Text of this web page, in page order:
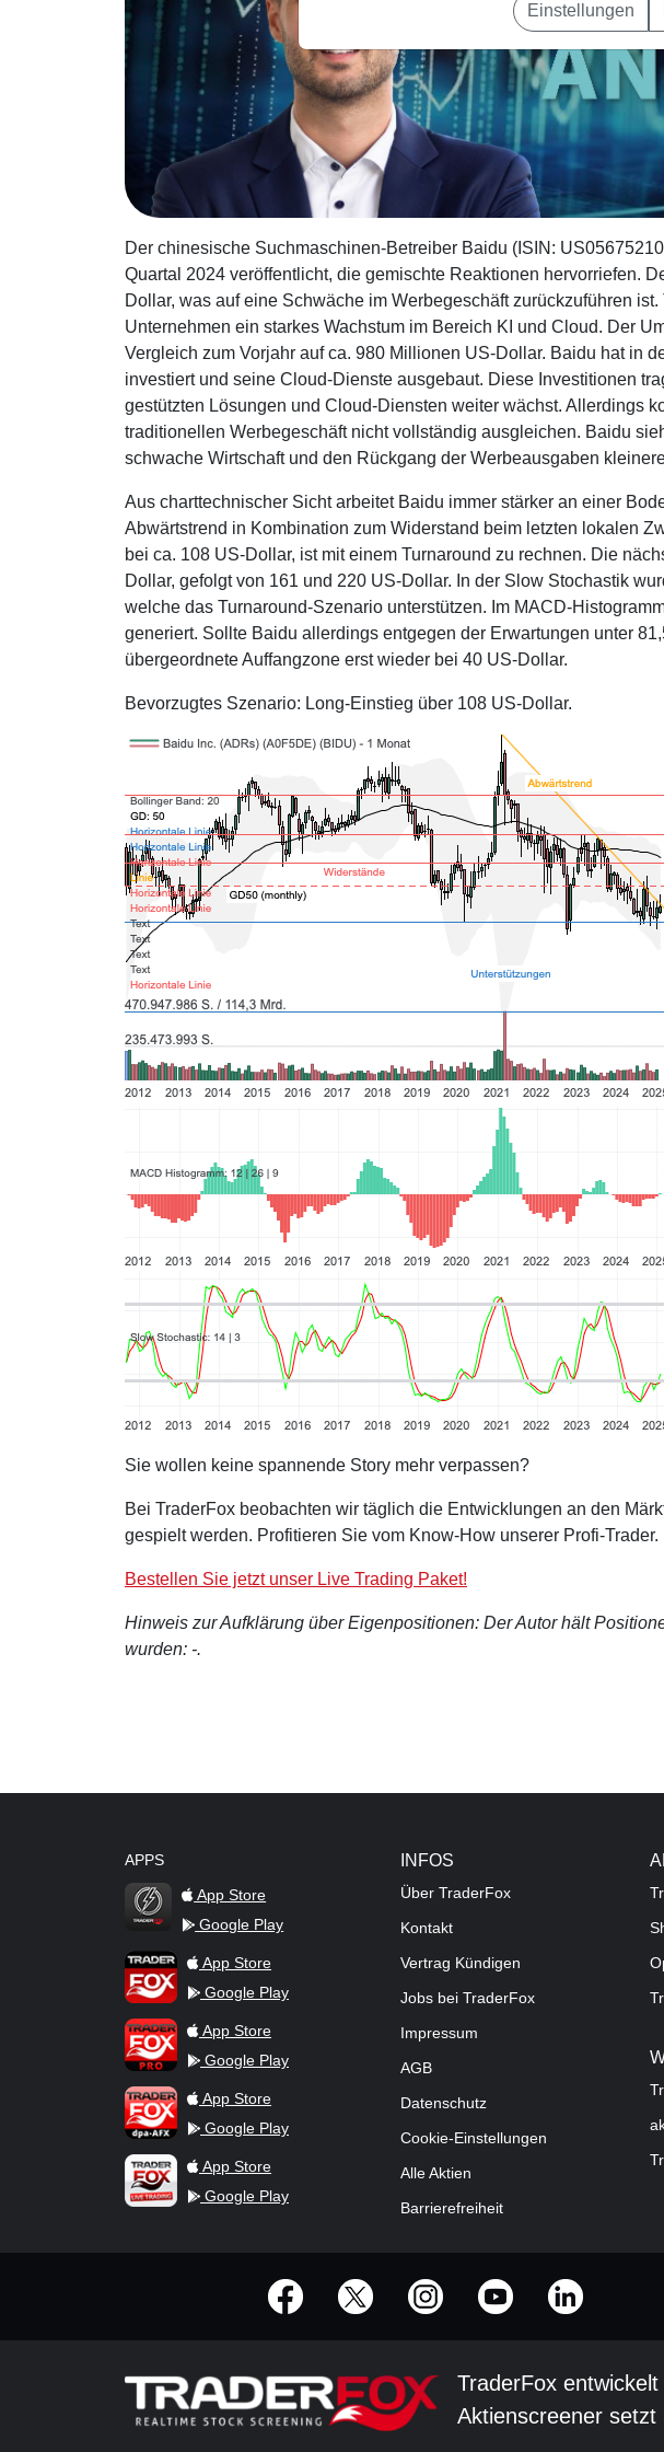
Der chinesische Suchmaschinen-Betreiber Baidu (ISIN:
Quartal 2024 veröffentlicht, die gemischte Reaktionen hervorriefen.
Dollar, was auf eine Schwäche im Werbegeschäft zurückzuführen
Unternehmen ein starkes Wachstum im Bereich KI und Cloud. Der
Vergleich zum Vorjahr auf ca. 980 Millionen US-Dollar. Baidu hat in
investiert und seine Cloud-Dienste ausgebaut. Diese Investitionen
gestützten Lösungen und Cloud-Diensten weiter wächst. Allerdings
traditionellen Werbegeschäft nicht vollständig ausgleichen. Baidu
schwache Wirtschaft und den Rückgang der Werbeausgaben
Aus charttechnischer Sicht arbeitet Baidu immer stärker an einer
Abwärtstrend in Kombination zum Widerstand beim letzten lokalen
bei ca. 108 US-Dollar, ist mit einem Turnaround zu rechnen. Die
Dollar, gefolgt von 161 und 220 US-Dollar. In der Slow Stochastik
welche das Turnaround-Szenario unterstützen. Im MACD-
generiert. Sollte Baidu allerdings entgegen der Erwartungen unter
übergeordnete Auffangzone erst wieder bei 40 US-Dollar.
Bevorzugtes Szenario: Long-Einstieg über 108 US-Dollar.
Sie wollen keine spannende Story mehr verpassen?
Bei TraderFox beobachten wir täglich die Entwicklungen an den
gespielt werden. Profitieren Sie vom Know-How unserer Profi-Trader.
Bestellen Sie jetzt unser Live Trading Paket!
Hinweis zur Aufklärung über Eigenpositionen: Der Autor hält
wurden: -.
APPS
App Store
Google Play
TraderFox AppApp Store
Google Play
TraderFox ProApp Store
Google Play
TraderFox dpa-AFX ProFeed
App Store
Google Play
TraderFox Live Trading
App Store
Google Play
INFOS
Über TraderFox
Kontakt
Vertrag Kündigen
Jobs bei TraderFox
Impressum
AGB
Datenschutz
Cookie-Einstellungen
Alle Aktien
Barrierefreiheit
offizielle Social Media-Accounts
TraderFox
Aktienscreener
Einstellungen